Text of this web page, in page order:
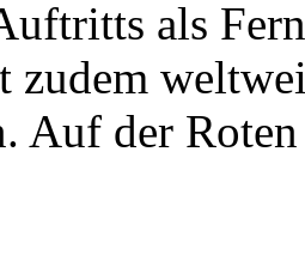
als
zudem
Auf der